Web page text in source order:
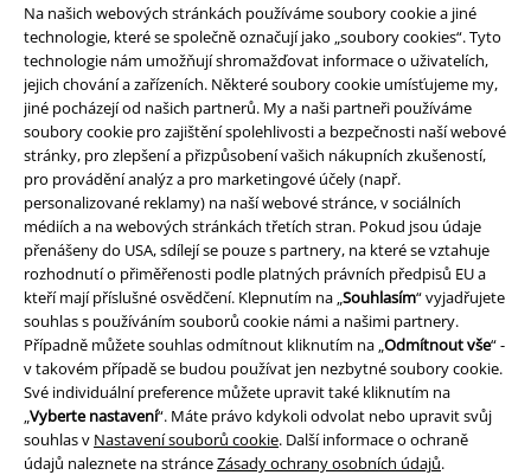
Na našich webových stránkách používáme soubory cookie a jiné
technologie, které se společně označují jako „soubory cookies“. Tyto
technologie nám umožňují shromažďovat informace o uživatelích,
jejich chování a zařízeních. Některé soubory cookie umísťujeme my,
jiné pocházejí od našich partnerů. My a naši partneři používáme
soubory cookie pro zajištění spolehlivosti a bezpečnosti naší webové
stránky, pro zlepšení a přizpůsobení vašich nákupních zkušeností,
pro provádění analýz a pro marketingové účely (např.
personalizované reklamy) na naší webové stránce, v sociálních
médiích a na webových stránkách třetích stran. Pokud jsou údaje
přenášeny do USA, sdílejí se pouze s partnery, na které se vztahuje
rozhodnutí o přiměřenosti podle platných právních předpisů EU a
kteří mají příslušné osvědčení. Klepnutím na „Souhlasím“ vyjadřujete
souhlas s používáním souborů cookie námi a našimi partnery.
Případně můžete souhlas odmítnout kliknutím na „Odmítnout vše“ -
v takovém případě se budou používat jen nezbytné soubory cookie.
Své individuální preference můžete upravit také kliknutím na
„Vyberte nastavení“. Máte právo kdykoli odvolat nebo upravit svůj
souhlas v Nastavení souborů cookie. Další informace o ochraně
údajů naleznete na stránceZásady ochrany osobních údajů.
Právní informace
Podmínky
Prohlášení
Ochrana osobních údajů
Likvidace odpadu a ochrana životního prostředí
Prohlášení o shodě
Informace o přístupnosti